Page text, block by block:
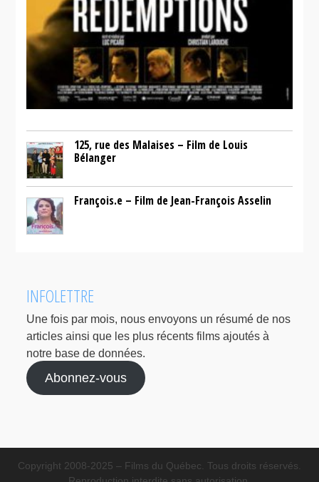
125, rue des Malaises – Film de Louis
Bélanger
François.e – Film de Jean-François Asselin
INFOLETTRE
Une fois par mois, nous envoyons un résumé de nos
articles ainsi que les plus récents films ajoutés à
notre base de données.
Abonnez-vous
Copyright 2008-2025 – Films du Québec. Tous droits réservés.